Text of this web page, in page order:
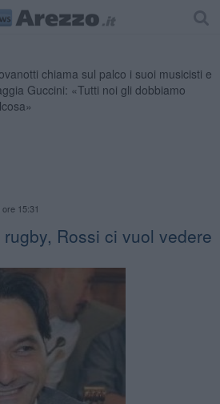
ore 15:31
Rossi ci vuol vedere